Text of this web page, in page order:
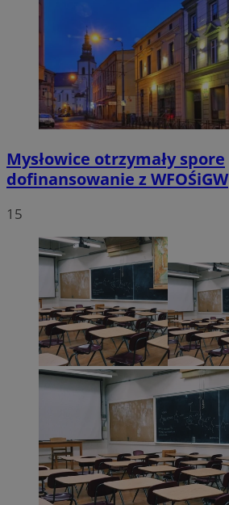
Mysłowice otrzymały spore
dofinansowanie z WFOŚiGW
15